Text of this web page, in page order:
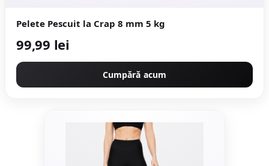
Pelete Pescuit la Crap 8 mm 5 kg
99,99 lei
Cumpără acum